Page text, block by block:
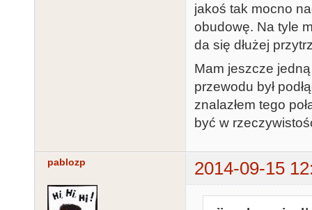
jakoś tak mocno
obudowę. Na tyle
da się dłużej
Mam jeszcze
przewodu był
znalazłem tego
być w
pablozp 2014-09-15